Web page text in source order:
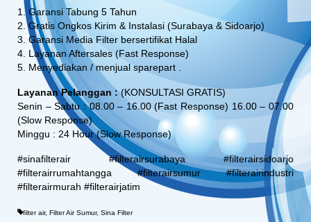
1. Garansi Tabung 5 Tahun
2. Gratis Ongkos Kirim & Instalasi (Surabaya & Sidoarjo)
3. Garansi Media Filter bersertifikat Halal
4. Layanan Aftersales (Fast Response)
5. Menyediakan / menjual sparepart .
Layanan Pelanggan :(KONSULTASI GRATIS)
Senin – Sabtu : 08.00 – 16.00 (Fast Response) 16.00 – 07.00
(Slow Response)
Minggu : 24 Hour (Slow Response)
#sinafilterair #filterairsurabaya #filterairsidoarjo
#filterairrumahtangga #filterairsumur #filterairindustri
#filterairmurah #filterairjatim
filter air, Filter Air Sumur, Sina Filter